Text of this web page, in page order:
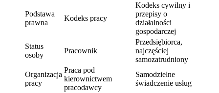
Podstawa
prawna
Kodeks pracy
Kodeks cywilny i
przepisy o
działalności
gospodarczej
Status
osoby
Pracownik
Przedsiębiorca,
najczęściej
samozatrudniony
Organizacja
pracy
Praca pod
kierownictwem
pracodawcy
Samodzielne
świadczenie usług